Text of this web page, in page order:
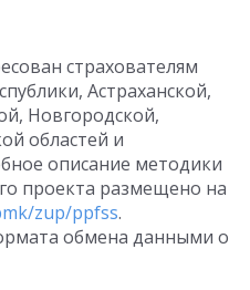
страхователям
Астраханской,
Новгородской,
областей и
описание методики
проекта размещено на
zup/ppfss.
обмена данными о